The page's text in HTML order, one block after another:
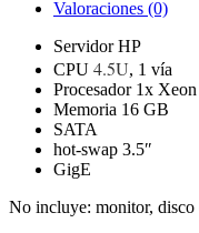
Valoraciones (0)
Servidor HP
CPU 4.5U, 1 vía
Procesador 1x
Memoria 16 GB
SATA
hot-swap 3.5″
GigE
No incluye: monitor, disco